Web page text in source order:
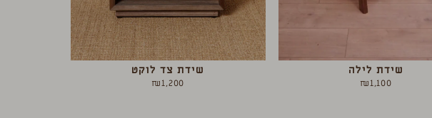
שידת לילה
₪1,100
שידת צד לוקט
₪1,200